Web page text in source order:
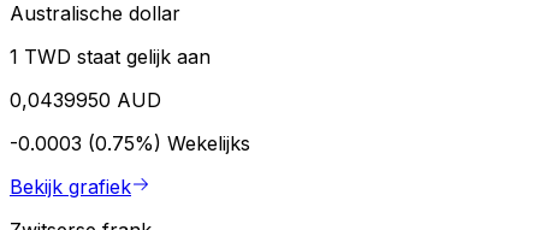
Australische dollar
1 TWD staat gelijk aan
0,0439950 AUD
-0.0003 (0.75%) Wekelijks
Bekijk grafiek